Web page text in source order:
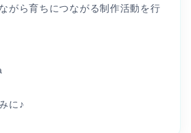
がら育ちにつながる制作活動を行
に♪